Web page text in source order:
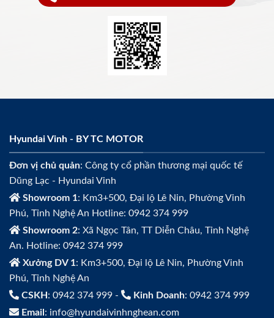
Hyundai Vinh - BY TC MOTOR
Đơn vị chủ quản: Công ty cổ phần thương mại quốc tế
Dũng Lạc - Hyundai Vinh
Showroom 1: Km3+500, Đại lộ Lê Nin, Phường Vinh
Phú, Tỉnh Nghệ An Hotline: 0942 374 999
Showroom 2: Xã Ngọc Tân, TT Diễn Châu, Tỉnh Nghệ
An. Hotline: 0942 374 999
Xưởng DV 1: Km3+500, Đại lộ Lê Nin, Phường Vinh
Phú, Tỉnh Nghệ An
CSKH : 0942 374 999 - Kinh Doanh: 0942 374 999
Email : info@hyundaivinhnghean.com